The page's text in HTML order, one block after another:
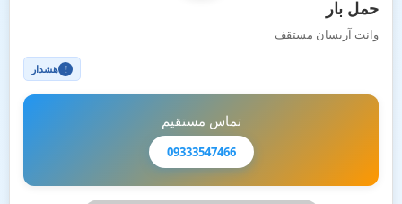
حمل بار
وانت آریسان مستقف
! هشدار
تماس مستقیم
09333547466